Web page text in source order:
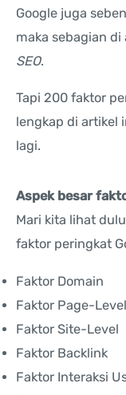
Google juga
maka sebagian
SEO.
Tapi 200 faktor
lengkap di artikel
lagi.
Aspek besar
Mari kita lihat
faktor peringkat
Faktor Domain
Faktor Page-Level
Faktor Site-Level
Faktor Backlink
Faktor Interaksi